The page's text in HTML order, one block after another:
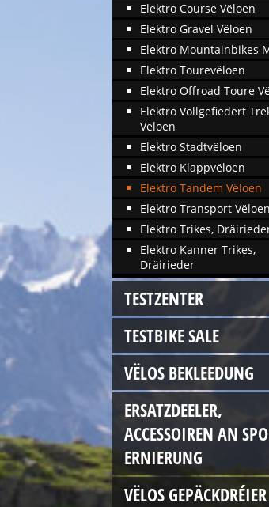
Elektro Course Vëloen
Elektro Gravel Vëloen
Elektro Mountainbikes
Elektro Tourevëloen
Elektro Offroad Toure
Elektro Vollgefiedert
Vëloen
Elektro Stadtvëloen
Elektro Klappvëloen
Elektro Tandem Vëloen
Elektro Transport Vëloen
Elektro Trikes,
Elektro Kanner Trikes,
Dräirieder
TESTZENTER
TESTBIKE SALE
VËLOS BEKLEEDUNG
ERSATZDEELER,
ACCESSOIREN AN
ERNIERUNG
VËLOS GEPÄCKDRÉIER